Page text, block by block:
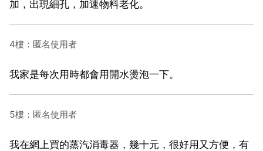
加，出現細孔，加速物料老化。
4樓：匿名使用者
我家是每次用時都會用開水燙泡一下。
5樓：匿名使用者
我在網上買的蒸汽消毒器，幾十元，很好用又方便，有